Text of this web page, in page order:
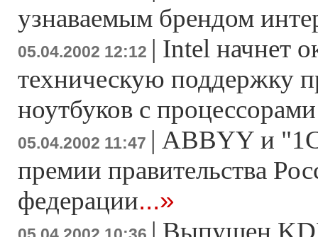
узнаваемым брендом
05.04.2002 12:12 | Intel начнет
техническую поддержку
ноутбуков с
05.04.2002 11:47 | ABBYY и
премии правительства
федерации...»
| Выпущен